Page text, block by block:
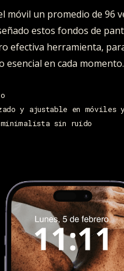
móvil un promedio de 96
estos fondos de
efectiva herramienta,
esencial en cada momento.
y ajustable en móviles
minimalista sin ruido